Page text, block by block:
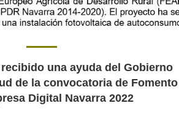
una ayuda del Gobierno
de la convocatoria de Fomento
Digital Navarra 2022